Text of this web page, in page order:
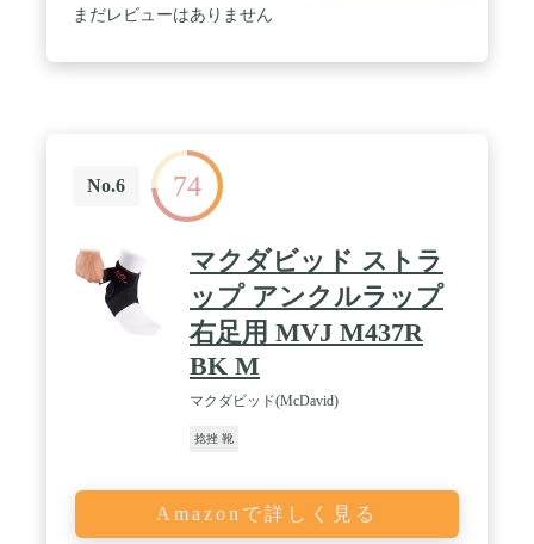
るサポーターです。また、立ち仕事、外回り、外歩
まだレビューはありません
No.6 74
マクダビッド ストラ
ップ アンクルラップ
右足用 MVJ M437R
BK M
マクダビッド(McDavid)
捻挫 靴
Amazonで詳しく見る